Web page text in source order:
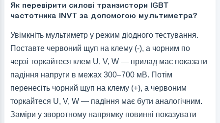
Як перевірити силові транзистори IGBT
частотника INVT за допомогою мультиметра?
Увімкніть мультиметр у режим діодного тестування.
Поставте червоний щуп на клему (-), а чорним по
черзі торкайтеся клем U, V, W — прилад має показати
падіння напруги в межах 300–700 мВ. Потім
перенесіть чорний щуп на клему (+), а червоним
торкайтеся U, V, W — падіння має бути аналогічним.
Заміри у зворотному напрямку повинні показувати